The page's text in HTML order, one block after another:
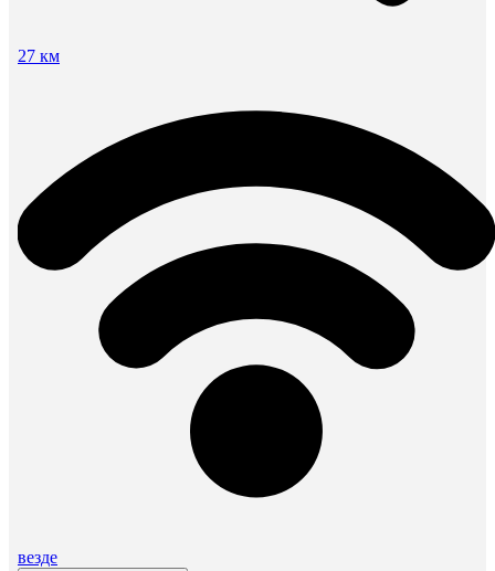
27 км
везде